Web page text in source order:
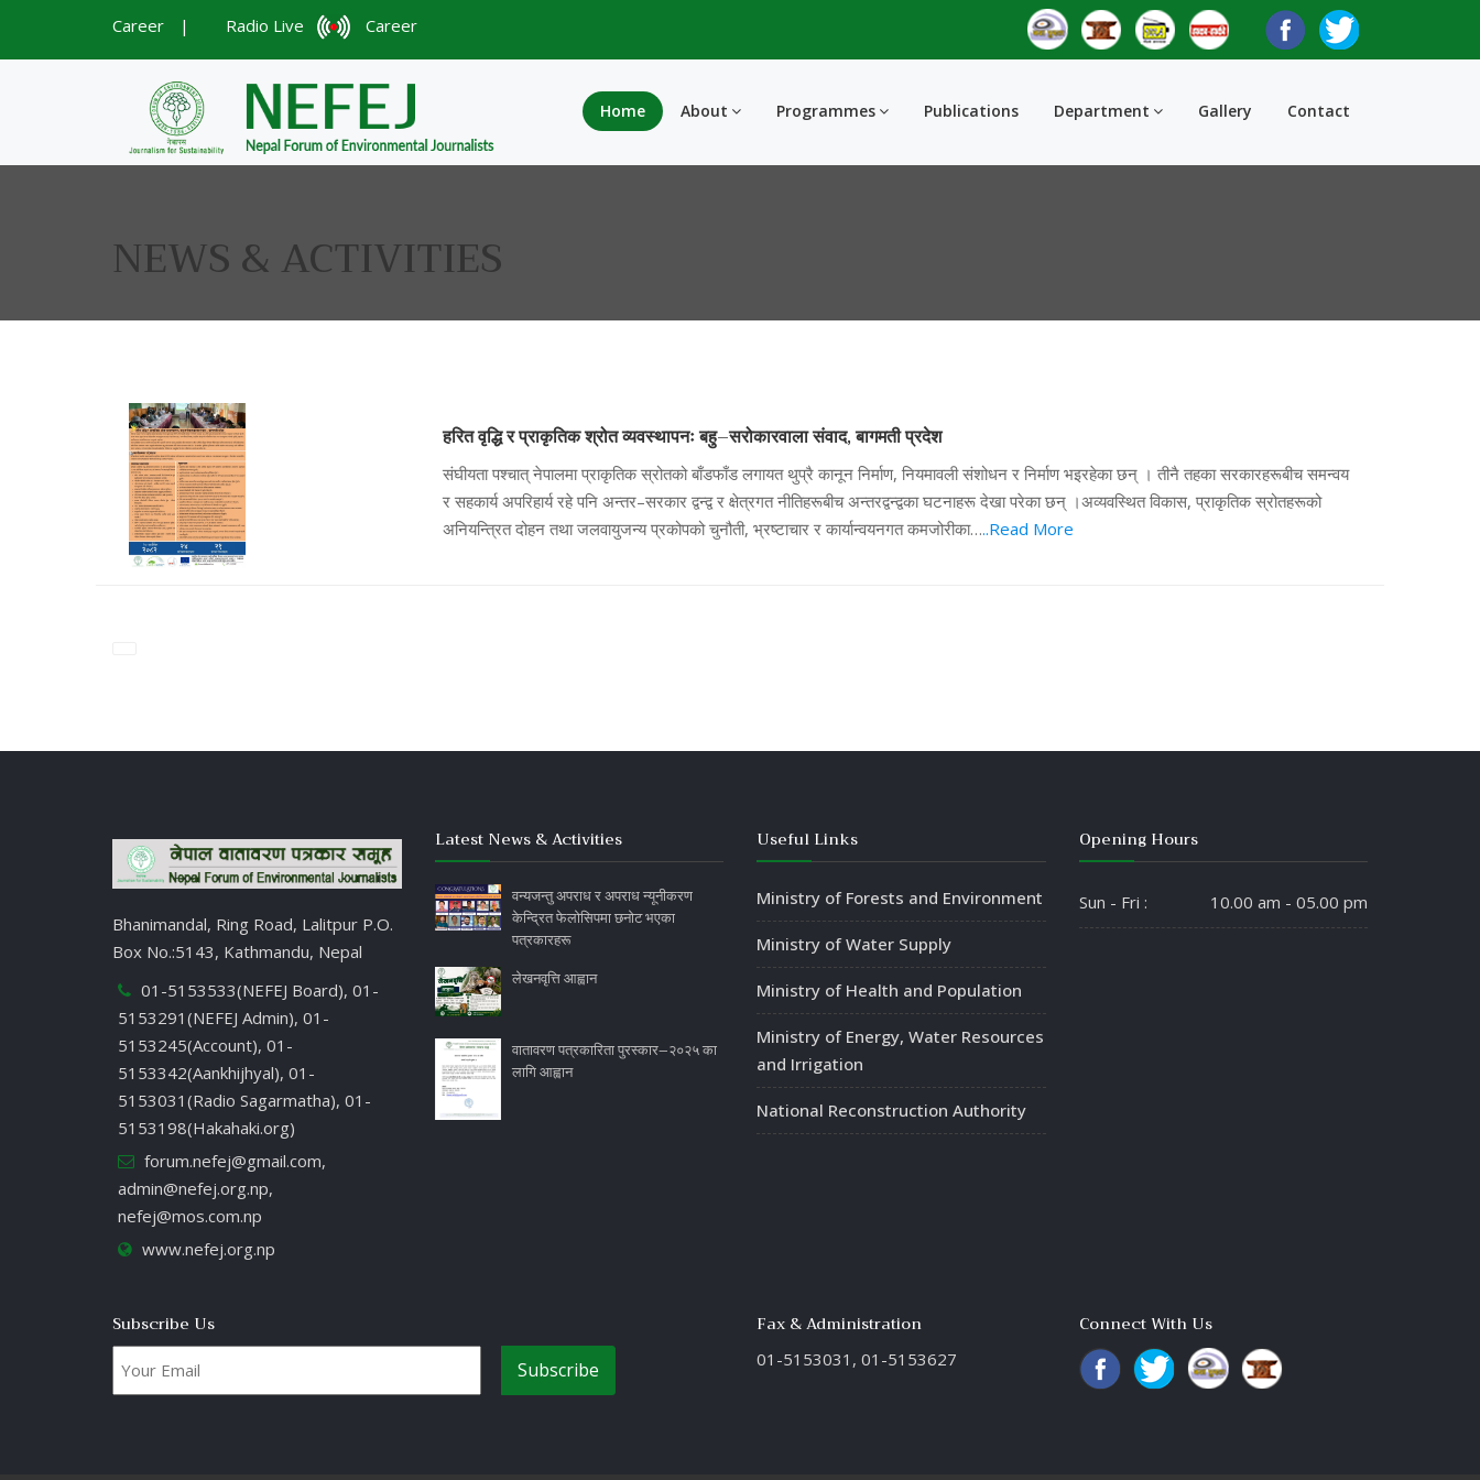
Career | Radio Live Career
Home About Programmes Publications Department Gallery Contact
NEWS & ACTIVITIES
हरित वृद्धि र प्राकृतिक श्रोत व्यवस्थापनः बहु–सरोकारवाला संवाद, बागमती प्रदेश
संघीयता पश्चात् नेपालमा प्राकृतिक स्रोतको बाँडफाँड लगायत थुप्रै कानून निर्माण, नियमावली संशोधन र निर्माण भइरहेका छन् । तीनै तहका सरकारहरूबीच समन्वय
र सहकार्य अपरिहार्य रहे पनि अन्तर–सरकार द्वन्द्व र क्षेत्रगत नीतिहरूबीच अन्तरद्वन्द्वका घटनाहरू देखा परेका छन् ।अव्यवस्थित विकास, प्राकृतिक स्रोतहरूको
अनियन्त्रित दोहन तथा जलवायुजन्य प्रकोपको चुनौती, भ्रष्टाचार र कार्यान्वयनगत कमजोरीका…..Read More
Bhanimandal, Ring Road, Lalitpur P.O.
Box No.:5143, Kathmandu, Nepal
01-5153533(NEFEJ Board), 01-
5153291(NEFEJ Admin), 01-
5153245(Account), 01-
5153342(Aankhijhyal), 01-
5153031(Radio Sagarmatha), 01-
5153198(Hakahaki.org)
forum.nefej@gmail.com,
admin@nefej.org.np,
nefej@mos.com.np
www.nefej.org.np
Latest News & Activities
वन्यजन्तु अपराध र अपराध न्यूनीकरण
केन्द्रित फेलोसिपमा छनोट भएका
पत्रकारहरू
लेखनवृत्ति आह्वान
वातावरण पत्रकारिता पुरस्कार–२०२५ का
लागि आह्वान
Useful Links
Ministry of Forests and Environment
Ministry of Water Supply
Ministry of Health and Population
Ministry of Energy, Water Resources
and Irrigation
National Reconstruction Authority
Opening Hours
Sun - Fri : 10.00 am - 05.00 pm
Subscribe Us Fax & Administration
01-5153031, 01-5153627
Connect With Us